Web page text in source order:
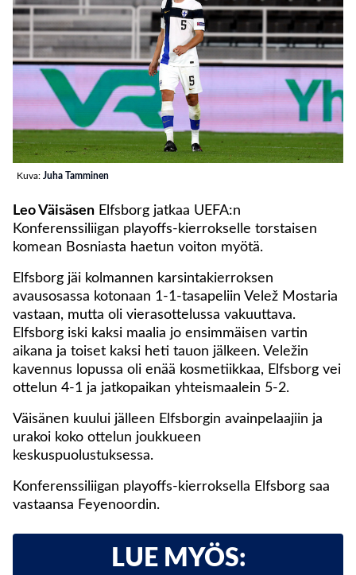
Kuva: Juha Tamminen
Leo Väisäsen Elfsborg jatkaa UEFA:n
Konferenssiliigan playoffs-kierrokselle torstaisen
komean Bosniasta haetun voiton myötä.
Elfsborg jäi kolmannen karsintakierroksen
avausosassa kotonaan 1-1-tasapeliin Velež Mostaria
vastaan, mutta oli vierasottelussa vakuuttava.
Elfsborg iski kaksi maalia jo ensimmäisen vartin
aikana ja toiset kaksi heti tauon jälkeen. Veležin
kavennus lopussa oli enää kosmetiikkaa, Elfsborg vei
ottelun 4-1 ja jatkopaikan yhteismaalein 5-2.
Väisänen kuului jälleen Elfsborgin avainpelaajiin ja
urakoi koko ottelun joukkueen
keskuspuolustuksessa.
Konferenssiliigan playoffs-kierroksella Elfsborg saa
vastaansa Feyenoordin.
LUE MYÖS: